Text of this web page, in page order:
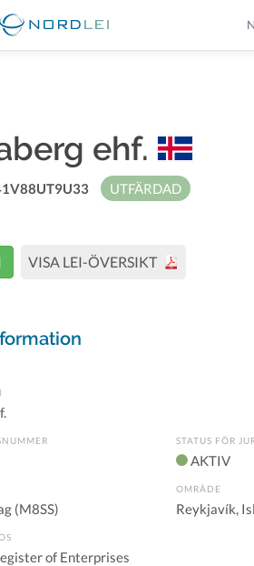
ehf.
UTFÄRDAD
VISA LEI-ÖVERSIKT
STATUS FÖR
AKTIV
(M8SS)
OMRÅDE
Reykjavík,
of Enterprises